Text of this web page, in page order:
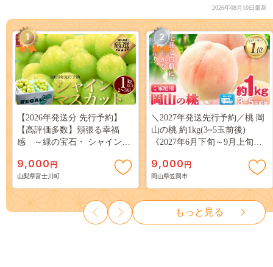
2026年08月10日最新
1
【2026年発送分 先行予約】
【高評価多数】頬張る幸福
感 ～緑の宝石・ シャインマ
３房） フルーツ 山梨県産 果
物 くだもの シャイン マスカ
ット ぶどう ブドウ 葡萄 大粒
種なし 先行予約 富士川町
10000円 一万円 9000円 九千円
9,000 円
山梨県富士川町
2
＼2027年発送先行予約／桃 岡
山の桃 約1kg(3~5玉前後)
《2027年6月下旬～9月上旬頃
岡山 はくとう スイーツ フル
ーツ 果物 デザート 旬 モモ も
も 先行予約 送料無料 果物 岡
山県 笠岡市 清水白桃 白鳳 白
麗 クール便---
kasaoka_zsy_419_100---
9,000 円
岡山県笠岡市
もっと見る